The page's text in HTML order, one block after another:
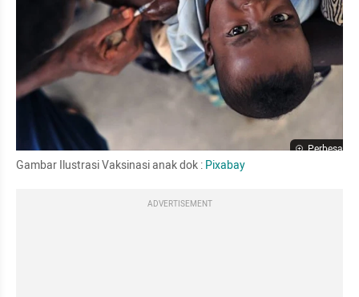
Perbesar
Gambar Ilustrasi Vaksinasi anak dok : Pixabay
ADVERTISEMENT